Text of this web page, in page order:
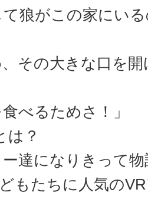
狼がこの家にい
その大きな口を
べるためさ！」
は？
達になりきって
もたちに人気の